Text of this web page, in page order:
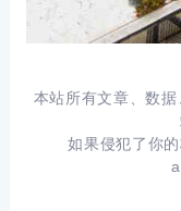
本站所有文章、数
如果侵犯了你